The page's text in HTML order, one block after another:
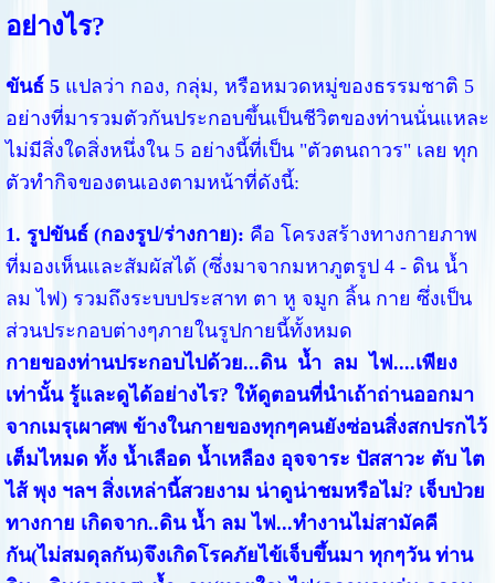
อย่างไร?
ขันธ์ 5แปลว่า กอง, กลุ่ม, หรือหมวดหมู่ของธรรมชาติ 5
อย่างที่มารวมตัวกันประกอบขึ้นเป็นชีวิตของท่านนั่นแหละ
ไม่มีสิ่งใดสิ่งหนึ่งใน 5 อย่างนี้ที่เป็น "ตัวตนถาวร" เลย ทุก
ตัวทำกิจของตนเองตามหน้าที่ดังนี้:
1. รูปขันธ์ (กองรูป/ร่างกาย): คือ โครงสร้างทางกายภาพ
ที่มองเห็นและสัมผัสได้ (ซึ่งมาจากมหาภูตรูป 4 - ดิน น้ำ
ลม ไฟ) รวมถึงระบบประสาท ตา หู จมูก ลิ้น กาย ซึ่งเป็น
ส่วนประกอบต่างๆภายในรูปกายนี้ทั้งหมด
กายของท่านประกอบไปด้วย...ดิน น้ำ ลม ไฟ....เพียง
เท่านั้น รู้และดูได้อย่างไร? ให้ดูตอนที่นำเถ้าถ่านออกมา
จากเมรุเผาศพ ข้างในกายของทุกๆคนยังซ่อนสิ่งสกปรกไว้
เต็มไหมด ทั้ง น้ำเลือด น้ำเหลือง อุจจาระ ปัสสาวะ ตับ ไต
ไส้ พุง ฯลฯ สิ่งเหล่านี้สวยงาม น่าดูน่าชมหรือไม่? เจ็บป่วย
ทางกาย เกิดจาก..ดิน น้ำ ลม ไฟ...ทำงานไม่สามัคคี
กัน(ไม่สมดุลกัน)จึงเกิดโรคภัยไข้เจ็บขึ้นมา ทุกๆวัน ท่าน